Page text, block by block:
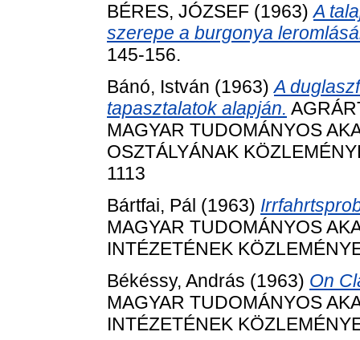
BÉRES, JÓZSEF (1963)A
szerepe a burgonya
145-156.
Bánó, István (1963)A
tapasztalatok alapján.
MAGYAR TUDOMÁNYOS
OSZTÁLYÁNAK
1113
Bártfai, Pál (1963)
MAGYAR TUDOMÁNYOS
INTÉZETÉNEK
Békéssy, András (1963) On
MAGYAR TUDOMÁNYOS
INTÉZETÉNEK